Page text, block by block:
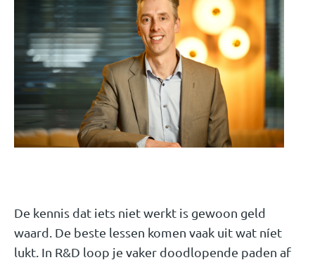
De kennis dat iets niet werkt is gewoon geld
waard. De beste lessen komen vaak uit wat níet
lukt. In R&D loop je vaker doodlopende paden af